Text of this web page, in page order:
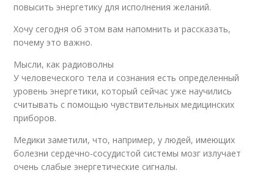
повысить энергетику для исполнения желаний.
Хочу сегодня об этом вам напомнить и рассказать,
почему это важно.
Мысли, как радиоволны
У человеческого тела и сознания есть определенный
уровень энергетики, который сейчас уже научились
считывать с помощью чувствительных медицинских
приборов.
Медики заметили, что, например, у людей, имеющих
болезни сердечно-сосудистой системы мозг излучает
очень слабые энергетические сигналы.